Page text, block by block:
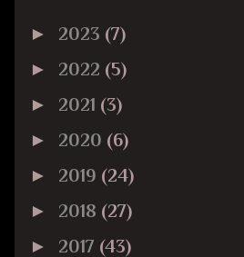
► 2023 (7)
► 2022 (5)
► 2021 (3)
► 2020 (6)
► 2019 (24)
► 2018 (27)
► 2017 (43)